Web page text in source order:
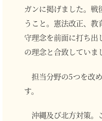
ガンに掲げました。戦
うこと。憲法改正、
守理念を前面に打ち出
の理念と合致していま
担当分野の5つを改
す。
沖縄及び北方対策。